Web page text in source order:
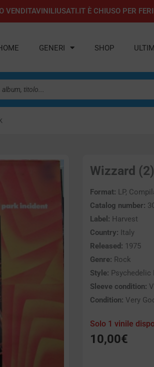
VENDITAVINILIUSATI.IT È CHIUSO PER
GENERI SHOP
Wizzard
Format: LP,
Catalog number:
Label: Harvest
Country: Italy
Released: 1975
Genre: Rock
Style: Psychedelic
Sleeve condition:
Condition: Very
Solo 1 vinile
10,00€